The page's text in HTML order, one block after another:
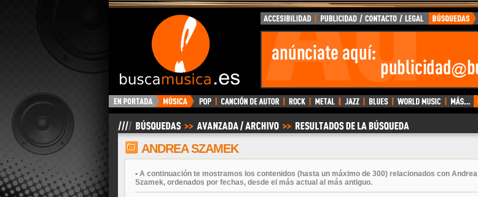
BuscaMusica.es
ANDREA SZAMEK
• A continuación te mostramos los contenidos (hasta un máximo de 300) relacionados con Andrea
Szamek, ordenados por fechas, desde el más actual al más antiguo.